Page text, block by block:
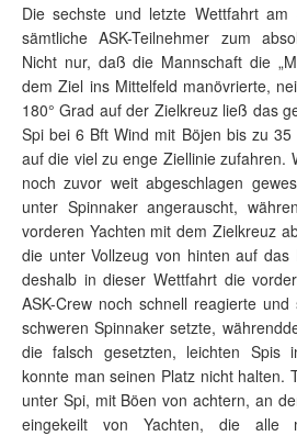
Die sechste und letzte Wettfahrt
sämtliche ASK-Teilnehmer zum
Nicht nur, daß die Mannschaft die
dem Ziel ins Mittelfeld manövrierte,
180° Grad auf der Zielkreuz ließ das
Spi bei 6 Bft Wind mit Böjen bis zu 35
auf die viel zu enge Ziellinie zufahren.
noch zuvor weit abgeschlagen
unter Spinnaker angerauscht,
vorderen Yachten mit dem Zielkreuz
die unter Vollzeug von hinten auf das
deshalb in dieser Wettfahrt die
ASK-Crew noch schnell reagierte
schweren Spinnaker setzte,
die falsch gesetzten, leichten Spis
konnte man seinen Platz nicht halten.
unter Spi, mit Böen von achtern, an
eingekeilt von Yachten, die alle